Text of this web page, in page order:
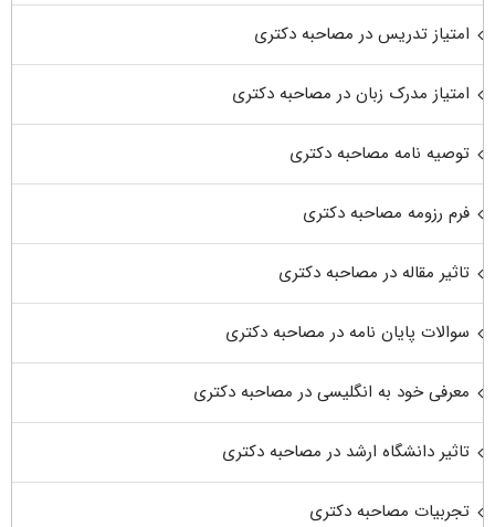
امتیاز تدریس در مصاحبه دکتری
امتیاز مدرک زبان در مصاحبه دکتری
توصیه نامه مصاحبه دکتری
فرم رزومه مصاحبه دکتری
تاثیر مقاله در مصاحبه دکتری
سوالات پایان نامه در مصاحبه دکتری
معرفی خود به انگلیسی در مصاحبه دکتری
تاثیر دانشگاه ارشد در مصاحبه دکتری
تجربیات مصاحبه دکتری